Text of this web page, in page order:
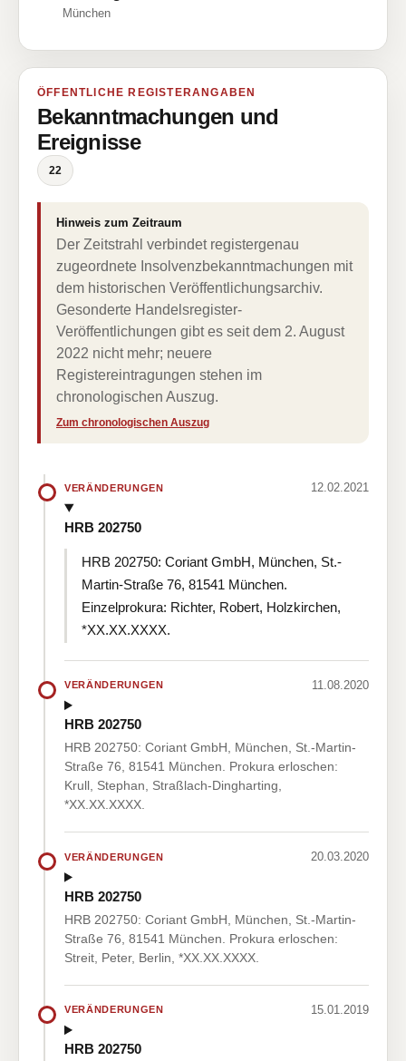
München
ÖFFENTLICHE REGISTERANGABEN
Bekanntmachungen und
Ereignisse
22
Hinweis zum Zeitraum
Der Zeitstrahl verbindet registergenau
zugeordnete Insolvenzbekanntmachungen mit
dem historischen Veröffentlichungsarchiv.
Gesonderte Handelsregister-
Veröffentlichungen gibt es seit dem 2. August
2022 nicht mehr; neuere
Registereintragungen stehen im
chronologischen Auszug.
Zum chronologischen Auszug
VERÄNDERUNGEN 12.02.2021
HRB 202750
HRB 202750: Coriant GmbH, München, St.-
Martin-Straße 76, 81541 München.
Einzelprokura: Richter, Robert, Holzkirchen,
*XX.XX.XXXX.
VERÄNDERUNGEN 11.08.2020
HRB 202750
HRB 202750: Coriant GmbH, München, St.-Martin-
Straße 76, 81541 München. Prokura erloschen:
Krull, Stephan, Straßlach-Dingharting,
*XX.XX.XXXX.
VERÄNDERUNGEN 20.03.2020
HRB 202750
HRB 202750: Coriant GmbH, München, St.-Martin-
Straße 76, 81541 München. Prokura erloschen:
Streit, Peter, Berlin, *XX.XX.XXXX.
VERÄNDERUNGEN 15.01.2019
HRB 202750